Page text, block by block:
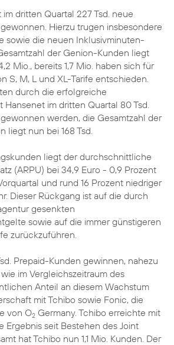
im dritten Quartal 227 Tsd. neue
Hierzu trugen insbesondere
sowie die neuen Inklusivminuten-
der Genion-Kunden liegt
Mio., bereits 1,7 Mio. haben sich für
S, M, L und XL-Tarife entschieden.
durch die erfolgreiche
Hansenet im dritten Quartal 80 Tsd.
werden, die Gesamtzahl der
liegt nun bei 168 Tsd.
liegt der durchschnittliche
(ARPU) bei 34,9 Euro - 0,9 Prozent
und rund 16 Prozent niedriger
Dieser Rückgang ist auf die durch
gesenkten
sowie auf die immer günstigeren
zurückzuführen.
Prepaid-Kunden gewinnen, nahezu
im Vergleichszeitraum des
Anteil an diesem Wachstum
mit Tchibo sowie Fonic, die
von O2 Germany. Tchibo erreichte mit
Ergebnis seit Bestehen des Joint
hat Tchibo nun 1,1 Mio. Kunden. Der